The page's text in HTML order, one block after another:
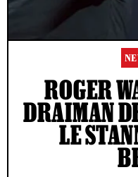
ROGER
DRAIMAN
LE